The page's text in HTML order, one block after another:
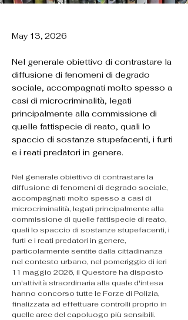
May 13, 2026
Nel generale obiettivo di contrastare la
diffusione di fenomeni di degrado
sociale, accompagnati molto spesso a
casi di microcriminalità, legati
principalmente alla commissione di
quelle fattispecie di reato, quali lo
spaccio di sostanze stupefacenti, i furti
e i reati predatori in genere.
Nel generale obiettivo di contrastare la
diffusione di fenomeni di degrado sociale,
accompagnati molto spesso a casi di
microcriminalità, legati principalmente alla
commissione di quelle fattispecie di reato,
quali lo spaccio di sostanze stupefacenti, i
furti e i reati predatori in genere,
particolarmente sentite dalla cittadinanza
nel contesto urbano, nel pomeriggio di ieri
11 maggio 2026, il Questore ha disposto
un'attività straordinaria alla quale d'intesa
hanno concorso tutte le Forze di Polizia,
finalizzata ad effettuare controlli proprio in
quelle aree del capoluogo più sensibili.